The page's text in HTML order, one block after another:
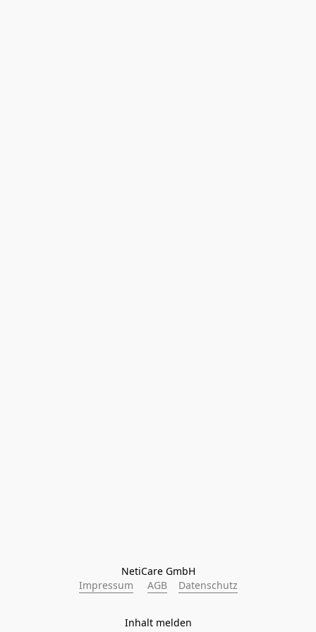
NetiCare GmbH
Impressum
AGB Datenschutz
Inhalt melden